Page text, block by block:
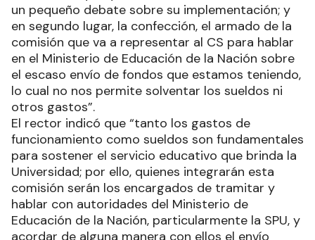
un pequeño debate sobre su implementación; y
en segundo lugar, la confección, el armado de la
comisión que va a representar al CS para hablar
en el Ministerio de Educación de la Nación sobre
el escaso envío de fondos que estamos teniendo,
lo cual no nos permite solventar los sueldos ni
otros gastos”.
El rector indicó que “tanto los gastos de
funcionamiento como sueldos son fundamentales
para sostener el servicio educativo que brinda la
Universidad; por ello, quienes integrarán esta
comisión serán los encargados de tramitar y
hablar con autoridades del Ministerio de
Educación de la Nación, particularmente la SPU, y
acordar de alguna manera con ellos el envío